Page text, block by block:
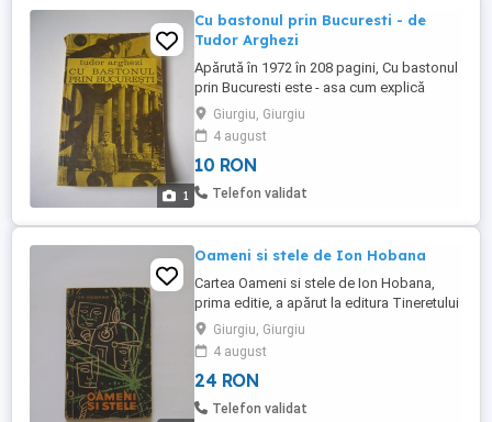
1
Cu bastonul prin Bucuresti - de
Tudor Arghezi
Apărută în 1972 în 208 pagini, Cu bastonul
prin Bucuresti este - asa cum explică
autorul - o cronică a unor pasi prin
Bucuresti, o trecere în revistă a unor repere
istorice alături de multe consideratii
poetice si gândurile lui Tudor Arghezi
puse pe hârtie pentru a transmite cititorilor
Giurgiu, Giurgiu
4 august
10 RON
Telefon validat
Oameni si stele de Ion Hobana
Cartea Oameni si stele de Ion Hobana,
prima editie, a apărut la editura Tineretului
în 1963, în 192 pagini si este o colectie de
9 povestiri din care unele au mai apărut
apoi în antologii, probabil fiind
considerate mai bune, în detrimentul
altora care evident sunt mai interesante.
Giurgiu, Giurgiu
4 august
24 RON
Telefon validat